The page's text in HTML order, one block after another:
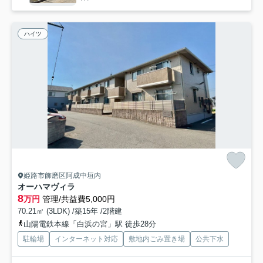
ハイツ
姫路市飾磨区阿成中垣内
オーハマヴィラ
8万円 管理/共益費5,000円
70.21㎡ (3LDK) /築15年 /2階建
山陽電鉄本線「白浜の宮」駅 徒歩28分
駐輪場 インターネット対応 敷地内ごみ置き場 公共下水